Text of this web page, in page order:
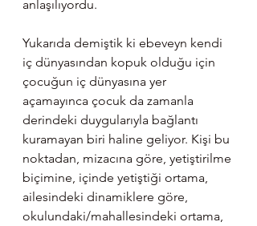
anlaşılıyordu.
Yukarıda demiştik ki ebeveyn kendi
iç dünyasından kopuk olduğu için
çocuğun iç dünyasına yer
açamayınca çocuk da zamanla
derindeki duygularıyla bağlantı
kuramayan biri haline geliyor. Kişi bu
noktadan, mizacına göre, yetiştirilme
biçimine, içinde yetiştiği ortama,
ailesindeki dinamiklere göre,
okulundaki/mahallesindeki ortama,